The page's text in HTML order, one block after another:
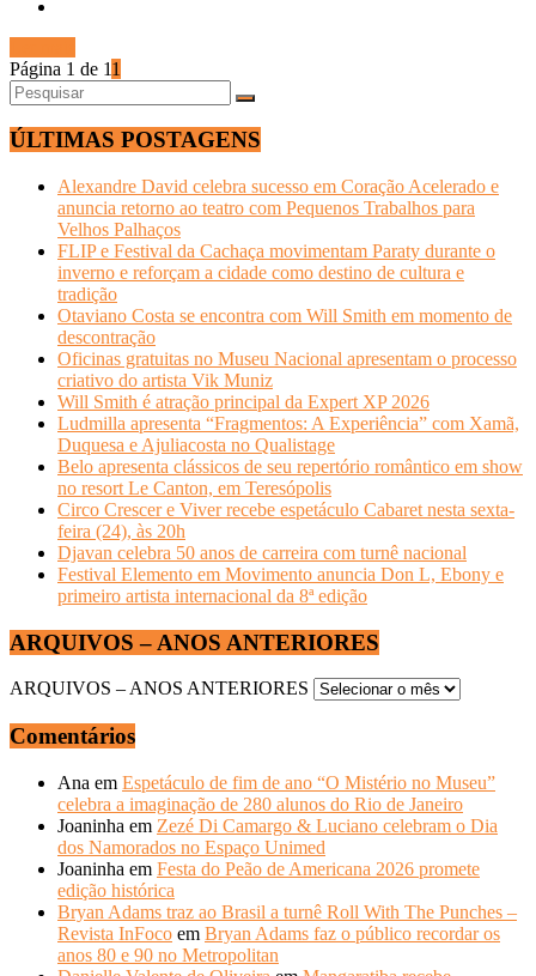
Página 1 de 11
ÚLTIMAS POSTAGENS
Alexandre David celebra sucesso em Coração Acelerado e
anuncia retorno ao teatro com Pequenos Trabalhos para
Velhos Palhaços
FLIP e Festival da Cachaça movimentam Paraty durante o
inverno e reforçam a cidade como destino de cultura e
tradição
Otaviano Costa se encontra com Will Smith em momento de
descontração
Oficinas gratuitas no Museu Nacional apresentam o processo
criativo do artista Vik Muniz
Will Smith é atração principal da Expert XP 2026
Ludmilla apresenta “Fragmentos: A Experiência” com Xamã,
Duquesa e Ajuliacosta no Qualistage
Belo apresenta clássicos de seu repertório romântico em show
no resort Le Canton, em Teresópolis
Circo Crescer e Viver recebe espetáculo Cabaret nesta sexta-
feira (24), às 20h
Djavan celebra 50 anos de carreira com turnê nacional
Festival Elemento em Movimento anuncia Don L, Ebony e
primeiro artista internacional da 8ª edição
ARQUIVOS – ANOS ANTERIORES
ARQUIVOS – ANOS ANTERIORES
Comentários
Ana em Espetáculo de fim de ano “O Mistério no Museu”
celebra a imaginação de 280 alunos do Rio de Janeiro
Joaninha em Zezé Di Camargo & Luciano celebram o Dia
dos Namorados no Espaço Unimed
Joaninha em Festa do Peão de Americana 2026 promete
edição histórica
Bryan Adams traz ao Brasil a turnê Roll With The Punches –
Revista InFoco em Bryan Adams faz o público recordar os
anos 80 e 90 no Metropolitan